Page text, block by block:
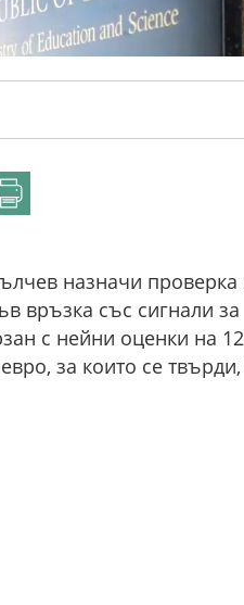
назначи проверка
връзка със сигнали за
с нейни оценки на 12
за които се